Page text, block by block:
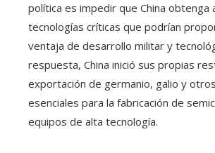
política es impedir que China obtenga
tecnologías críticas que podrían
ventaja de desarrollo militar y
respuesta, China inició sus propias
exportación de germanio, galio y
esenciales para la fabricación de
equipos de alta tecnología.